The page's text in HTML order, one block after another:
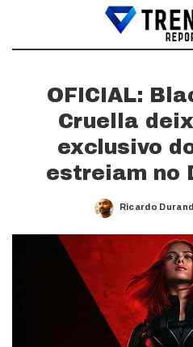
OFICIAL:
Cruella
exclusivo
estreiam no
Posted
Ricardo Durand